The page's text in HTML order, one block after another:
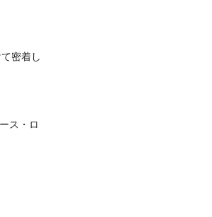
密着し
ス・ロ